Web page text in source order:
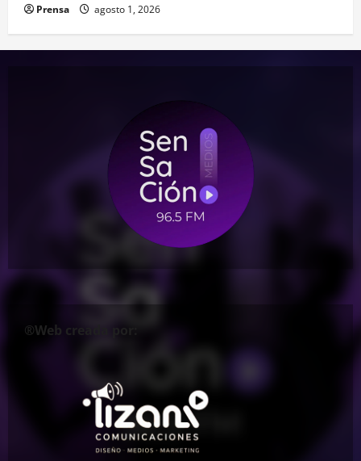
Prensa agosto 1, 2026
®Web creada por: